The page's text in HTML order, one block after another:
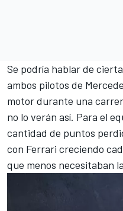
Se podría hablar de
ambos pilotos de
motor durante una
no lo verán así. Para el
cantidad de puntos
con Ferrari creciendo
que menos necesitaban